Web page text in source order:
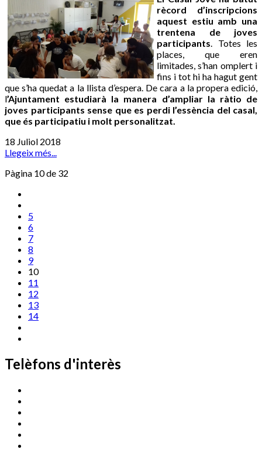
rècord d’inscripcions
aquest estiu amb una
trentena de joves
participants. Totes les
places, que eren
limitades, s’han omplert i
fins i tot hi ha hagut gent
que s’ha quedat a la llista d’espera. De cara a la propera edició,
l’Ajuntament estudiarà la manera d’ampliar la ràtio de
joves participants sense que es perdi l’essència del casal,
que és participatiu i molt personalitzat.
18 Juliol 2018
Llegeix més...
Pàgina 10 de 32
5
6
7
8
9
10
11
12
13
14
Telèfons d'interès